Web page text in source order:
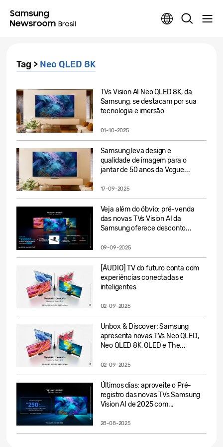
Tag > Neo QLED 8K
TVs Vision AI Neo QLED 8K, da
Samsung, se destacam por sua
tecnologia e imersão
01-10-2025
Samsung leva design e
qualidade de imagem para o
jantar de 50 anos da Vogue...
17-09-2025
Veja além do óbvio: pré-venda
das novas TVs Vision AI da
Samsung oferece desconto...
09-09-2025
[ÁUDIO] TV do futuro conta com
experiências conectadas e
inteligentes
02-09-2025
Unbox & Discover: Samsung
apresenta novas TVs Neo QLED,
Neo QLED 8K, OLED e The...
02-09-2025
Últimos dias: aproveite o Pré-
registro das novas TVs Samsung
Vision AI de 2025 com...
28-08-2025